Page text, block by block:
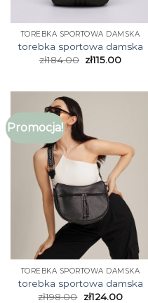
TOREBKA SPORTOWA DAMSKA
torebka sportowa damska
zł184.00 zł115.00
Promocja!
TOREBKA SPORTOWA DAMSKA
torebka sportowa damska
zł198.00 zł124.00